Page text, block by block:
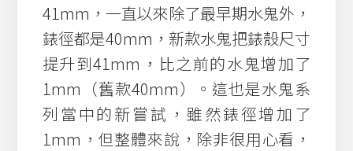
41mm，一直以來除了最早期水鬼外，
錶徑都是40mm，新款水鬼把錶殼尺寸
提升到41mm，比之前的水鬼增加了
1mm（舊款40mm）。這也是水鬼系
列當中的新嘗試，雖然錶徑增加了
1mm，但整體來說，除非很用心看，